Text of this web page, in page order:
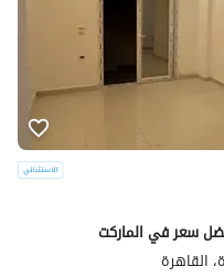
سعر في الماركت
القاهرة